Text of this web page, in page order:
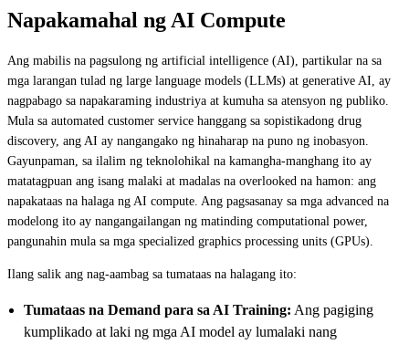
Napakamahal ng AI Compute
Ang mabilis na pagsulong ng artificial intelligence (AI), partikular na sa
mga larangan tulad ng large language models (LLMs) at generative AI, ay
nagpabago sa napakaraming industriya at kumuha sa atensyon ng publiko.
Mula sa automated customer service hanggang sa sopistikadong drug
discovery, ang AI ay nangangako ng hinaharap na puno ng inobasyon.
Gayunpaman, sa ilalim ng teknolohikal na kamangha-manghang ito ay
matatagpuan ang isang malaki at madalas na overlooked na hamon: ang
napakataas na halaga ng AI compute. Ang pagsasanay sa mga advanced na
modelong ito ay nangangailangan ng matinding computational power,
pangunahin mula sa mga specialized graphics processing units (GPUs).
Ilang salik ang nag-aambag sa tumataas na halagang ito:
Tumataas na Demand para sa AI Training: Ang pagiging
kumplikado at laki ng mga AI model ay lumalaki nang